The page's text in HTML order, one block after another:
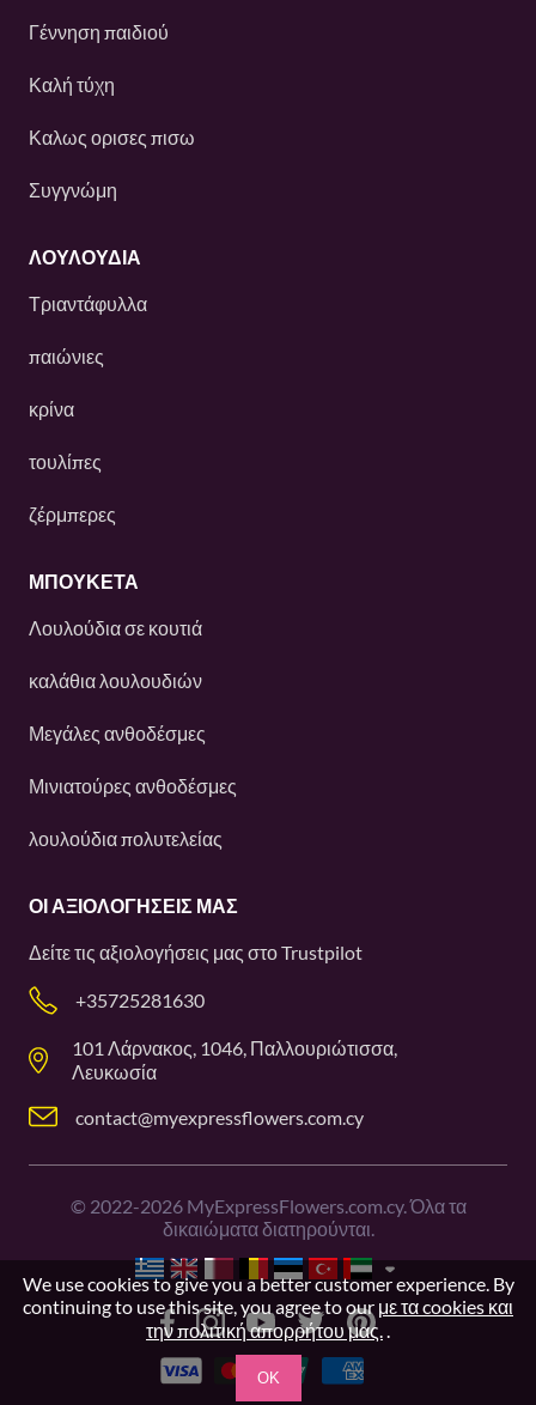
Γέννηση παιδιού
Καλή τύχη
Καλως ορισες πισω
Συγγνώμη
ΛΟΥΛΟΎΔΙΑ
Τριαντάφυλλα
παιώνιες
κρίνα
τουλίπες
ζέρμπερες
ΜΠΟΥΚΕΤΑ
Λουλούδια σε κουτιά
καλάθια λουλουδιών
Μεγάλες ανθοδέσμες
Μινιατούρες ανθοδέσμες
λουλούδια πολυτελείας
ΟΙ ΑΞΙΟΛΟΓΉΣΕΙΣ ΜΑΣ
Δείτε τις αξιολογήσεις μας στοTrustpilot
+35725281630
101 Λάρνακος, 1046, Παλλουριώτισσα,
Λευκωσία
contact@myexpressflowers.com.cy
© 2022-2026MyExpressFlowers.com.cy. Όλα τα
δικαιώματα διατηρούνται.
We use cookies to give you a better customer experience. By
continuing to use this site, you agree to our με τα cookies και
την πολιτική απορρήτου μας..
OK